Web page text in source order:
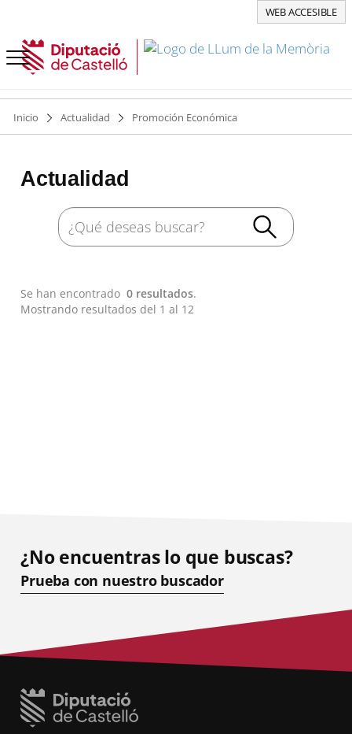
WEB ACCESIBLE
Inicio Actualidad Promoción Económica
Actualidad
Se han encontrado0 resultados.
Mostrando resultados del 1 al 12
¿No encuentras lo que buscas?
Prueba con nuestro buscador